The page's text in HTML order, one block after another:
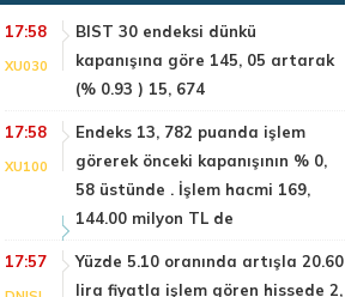
17:58
XU030
BIST 30 endeksi dünkü
kapanışına göre 145, 05 artarak
(% 0.93 ) 15, 674
17:58
XU100
Endeks 13, 782 puanda işlem
görerek önceki kapanışının % 0,
58 üstünde . İşlem hacmi 169,
144.00 milyon TL de
17:57
Yüzde 5.10 oranında artışla 20.60
lira fiyatla işlem gören hissede 2,